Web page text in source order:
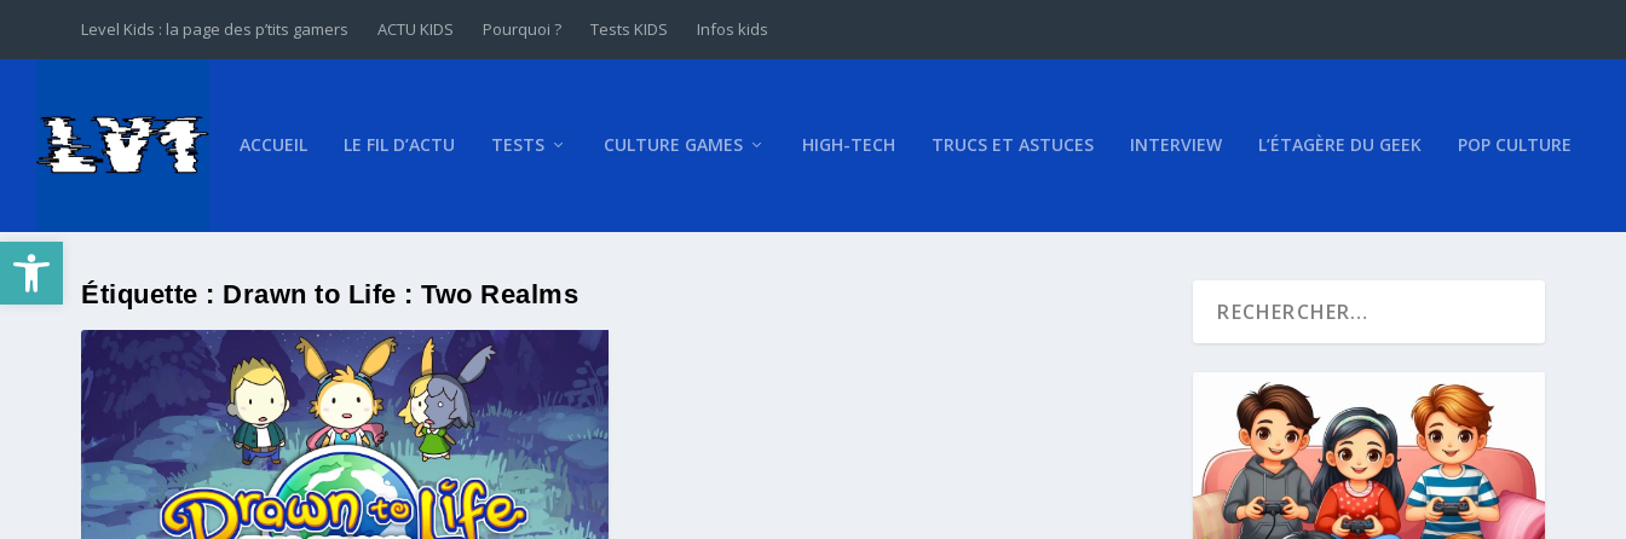
Ouvrir la barre d’outils
Level Kids : la page des p’tits gamers ACTU KIDS Pourquoi ? Tests KIDS Infos kids
ACCUEIL LE FIL D’ACTU TESTS CULTURE GAMES HIGH-TECH TRUCS ET ASTUCES INTERVIEW L’ÉTAGÈRE DU GEEK POP CULTURE
Étiquette : Drawn to Life : Two Realms